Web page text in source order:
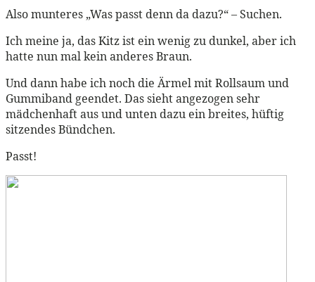
Also munteres „Was passt denn da dazu?“ – Suchen.
Ich meine ja, das Kitz ist ein wenig zu dunkel, aber ich
hatte nun mal kein anderes Braun.
Und dann habe ich noch die Ärmel mit Rollsaum und
Gummiband geendet. Das sieht angezogen sehr
mädchenhaft aus und unten dazu ein breites, hüftig
sitzendes Bündchen.
Passt!